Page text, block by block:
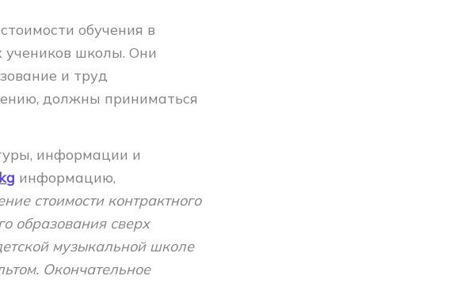
обучения в
учеников школы. Они
и труд
должны приниматься
информации и
информацию,
стоимости контрактного
образования сверх
музыкальной школе
Окончательное